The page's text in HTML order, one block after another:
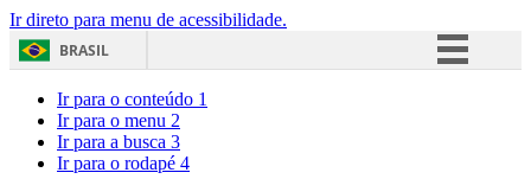
Ir direto para menu de acessibilidade.
BRASIL
Ir para o conteúdo 1
Ir para o menu 2
Ir para a busca 3
Ir para o rodapé 4